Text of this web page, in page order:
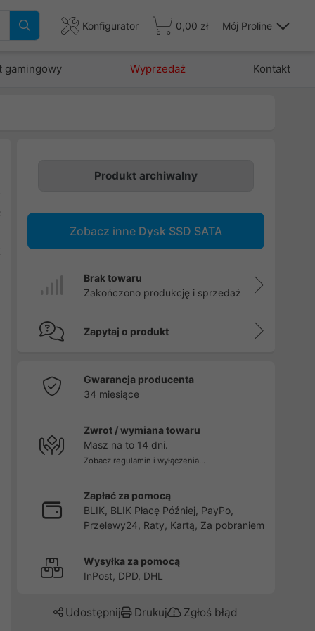
Konfigurator 0,00 zł Mój Proline
gamingowy Wyprzedaż Kontakt
Produkt archiwalny
Zobacz inne Dysk SSD SATA
Brak towaru
Zakończono produkcję i sprzedaż
Zapytaj o produkt
Gwarancja producenta
34 miesiące
Zwrot / wymiana towaru
Masz na to 14 dni.
Zobacz regulamin i wyłączenia...
Zapłać za pomocą
BLIK, BLIK Płacę Później, PayPo,
Przelewy24, Raty, Kartą, Za pobraniem
Wysyłka za pomocą
InPost, DPD, DHL
Udostępnij Drukuj Zgłoś błąd